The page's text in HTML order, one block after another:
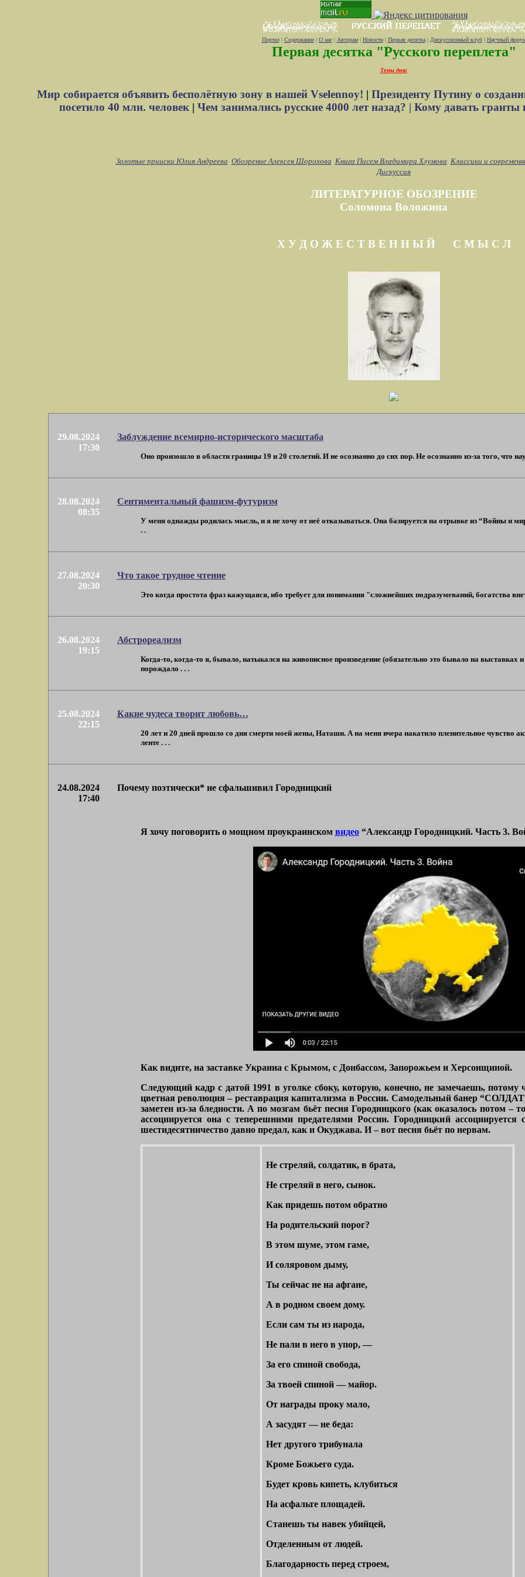
Портал| Содержание| О нас| Авторам| Новости| Первая десятка| Дискуссионный клуб| Научный
Первая десятка "Русского переплета"
Темы дня:
Мир собирается объявить бесполётную зону в нашей Vselennoy! | Президенту Путину о
посетило 40 млн. человек| Чем занимались русские 4000 лет назад? | Кому давать гранты
Золотые прииски Юлия Андреева Обозрение Алексея Шорохова Книга Писем Владимира Хлумова Классики и
Дискуссия
ЛИТЕРАТУРНОЕ ОБОЗРЕНИЕ
Соломона Воложина
Х У Д О Ж Е С Т В Е Н Н Ы Й С М Ы С Л
29.08.2024
17:30
Заблуждение всемирно-исторического масштаба
Оно произошло в области границы 19 и 20 столетий. И не осознанно до сих пор. Не осознанно из-за того, что
28.08.2024
08:35
Сентиментальный фашизм-футуризм
У меня однажды родилась мысль, и я не хочу от неё отказываться. Она базируется на отрывке из “Войны и
. .
27.08.2024
20:30
Что такое трудное чтение
Это когда простота фраз кажущаяся, ибо требует для понимания "сложнейших подразумеваний, богатства
26.08.2024
19:15
Абстрореализм
Когда-то, когда-то я, бывало, натыкался на живописное произведение (обязательно это бывало на
порождало . . .
25.08.2024
22:15
Какие чудеса творит любовь…
20 лет и 20 дней прошло со дня смерти моей жены, Наташи. А на меня вчера накатило пленительное чувство
ленте . . .
24.08.2024
17:40
Почему поэтически* не сфальшивил Городницкий
Я хочу поговорить о мощном проукраинском видео“Александр Городницкий. Часть 3.
Как видите, на заставке Украина с Крымом, с Донбассом, Запорожьем и Херсонщиной.
Следующий кадр с датой 1991 в уголке сбоку, которую, конечно, не замечаешь, потому
цветная революция – реставрация капитализма в России. Самодельный банер
заметен из-за бледности. А по мозгам бьёт песня Городницкого (как оказалось потом –
ассоциируется она с теперешними предателями России. Городницкий
шестидесятничество давно предал, как и Окуджава. И – вот песня бьёт по нервам.
Не стреляй, солдатик, в брата,
Не стреляй в него, сынок.
Как придешь потом обратно
На родительский порог?
В этом шуме, этом гаме,
И соляровом дыму,
Ты сейчас не на афгане,
А в родном своем дому.
Если сам ты из народа,
Не пали в него в упор, —
За его спиной свобода,
За твоей спиной — майор.
От награды проку мало,
А засудят — не беда:
Нет другого трибунала
Кроме Божьего суда.
Будет кровь кипеть, клубиться
На асфальте площадей.
Станешь ты навек убийцей,
Отделенным от людей.
Благодарность перед строем,